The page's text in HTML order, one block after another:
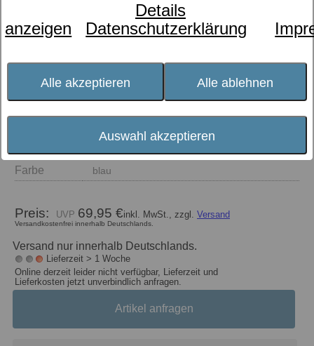
Details
anzeigen
Datenschutzerklärung
Alle akzeptieren Alle ablehnen
Auswahl akzeptieren
Farbe
blau
Preis: 69,95 €inkl. MwSt., zzgl. Versand
Versandkostenfrei innerhalb Deutschlands.
Versand nur innerhalb Deutschlands.
Lieferzeit > 1 Woche
Online derzeit leider nicht verfügbar, Lieferzeit und
Lieferkosten jetzt unverbindlich anfragen.
Artikel anfragen